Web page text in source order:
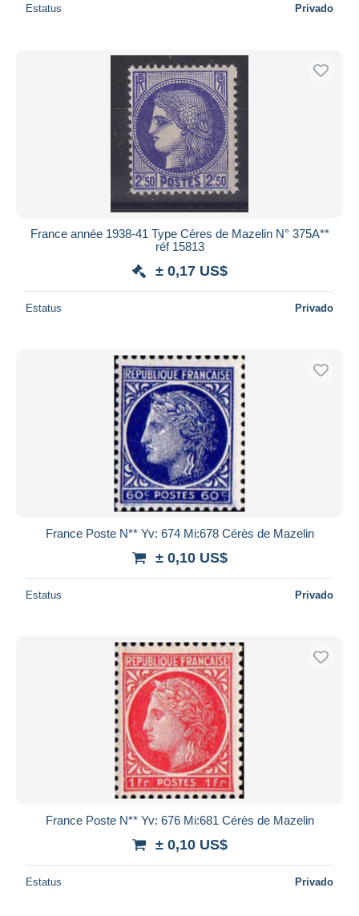
Estatus Privado
France année 1938-41 Type Céres de Mazelin N° 375A**
réf 15813
± 0,17 US$
Estatus Privado
France Poste N** Yv: 674 Mi:678 Cérès de Mazelin
± 0,10 US$
Estatus Privado
France Poste N** Yv: 676 Mi:681 Cérès de Mazelin
± 0,10 US$
Estatus Privado